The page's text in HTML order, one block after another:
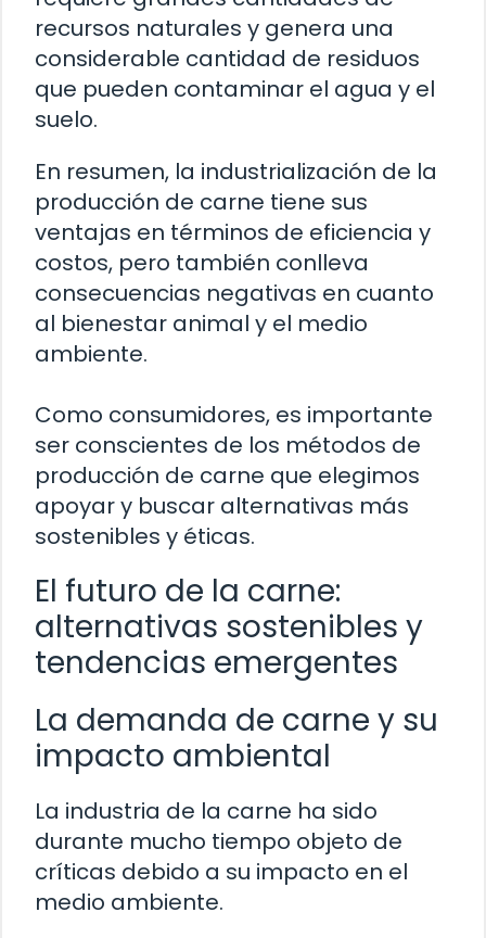
recursos naturales y genera una
considerable cantidad de residuos
que pueden contaminar el agua y el
suelo.
En resumen, la industrialización de la
producción de carne tiene sus
ventajas en términos de eficiencia y
costos, pero también conlleva
consecuencias negativas en cuanto
al bienestar animal y el medio
ambiente.
Como consumidores, es importante
ser conscientes de los métodos de
producción de carne que elegimos
apoyar y buscar alternativas más
sostenibles y éticas.
El futuro de la carne:
alternativas sostenibles y
tendencias emergentes
La demanda de carne y su
impacto ambiental
La industria de la carne ha sido
durante mucho tiempo objeto de
críticas debido a su impacto en el
medio ambiente.